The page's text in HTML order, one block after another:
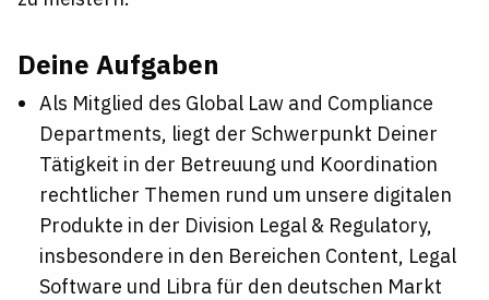
Deine Aufgaben
Als Mitglied des Global Law and Compliance
Departments, liegt der Schwerpunkt Deiner
Tätigkeit in der Betreuung und Koordination
rechtlicher Themen rund um unsere digitalen
Produkte in der Division Legal & Regulatory,
insbesondere in den Bereichen Content, Legal
Software und Libra für den deutschen Markt